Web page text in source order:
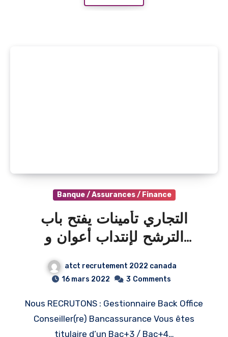
Banque / Assurances / Finance
التجاري تأمينات يفتح باب
الترشح لإنتداب أعوان و
إطارات في عديد الإختصاصات
2022/ ATTIJARI
profils pour 2022
atct recrutement 2022 canada
16 mars 2022
3 Comments
Nous RECRUTONS : Gestionnaire Back Office
Conseiller(re) Bancassurance Vous êtes
titulaire d’un Bac+3 / Bac+4…